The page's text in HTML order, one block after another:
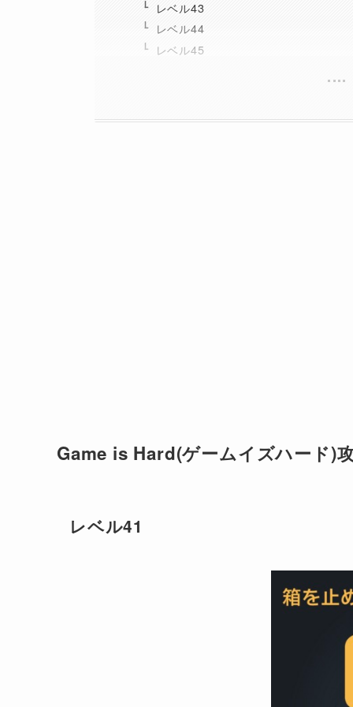
レベル43
レベル44
レベル45
Game is Hard(ゲームイズハード)
レベル41